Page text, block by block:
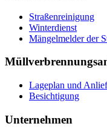
Straßenreinigung
Winterdienst
Mängelmelder der
Lageplan und
Besichtigung
Unternehmen